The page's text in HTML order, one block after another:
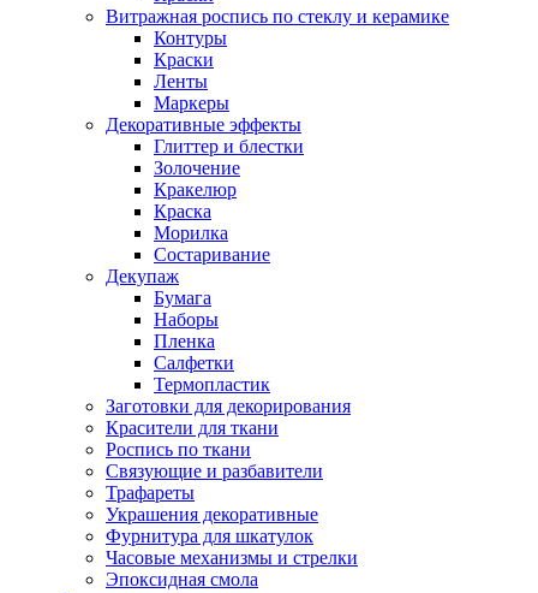
Витражная роспись по стеклу и керамике
Контуры
Краски
Ленты
Маркеры
Декоративные эффекты
Глиттер и блестки
Золочение
Кракелюр
Краска
Морилка
Состаривание
Декупаж
Бумага
Наборы
Пленка
Салфетки
Термопластик
Заготовки для декорирования
Красители для ткани
Роспись по ткани
Связующие и разбавители
Трафареты
Украшения декоративные
Фурнитура для шкатулок
Часовые механизмы и стрелки
Эпоксидная смола